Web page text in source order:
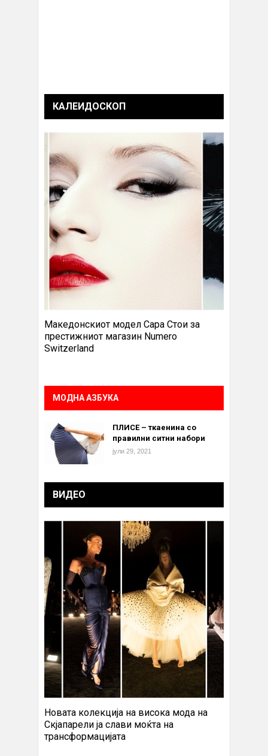
КАЛЕИДОСКОП
Македонскиот модел Сара Стои за
престижниот магазин Numero
Switzerland
МОДНА АЗБУКА
ПЛИСЕ – ткаенина со
правилни ситни набори
јули 29, 2021
ВИДЕО
Новата колекција на висока мода на
Скјапарели ја слави моќта на
трансформацијата